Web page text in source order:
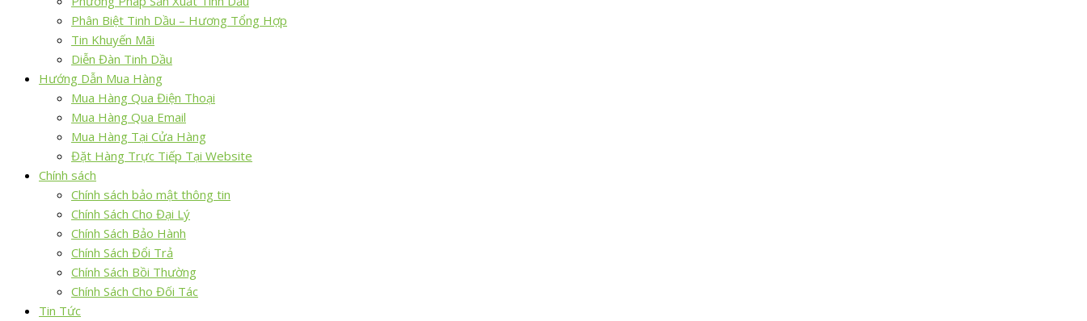
Phân Biệt Tinh Dầu – Hương Tổng Hợp
Tin Khuyến Mãi
Diễn Đàn Tinh Dầu
Hướng Dẫn Mua Hàng
Mua Hàng Qua Điện Thoại
Mua Hàng Qua Email
Mua Hàng Tại Cửa Hàng
Đặt Hàng Trực Tiếp Tại Website
Chính sách
Chính sách bảo mật thông tin
Chính Sách Cho Đại Lý
Chính Sách Bảo Hành
Chính Sách Đổi Trả
Chính Sách Bồi Thường
Chính Sách Cho Đối Tác
Tin Tức